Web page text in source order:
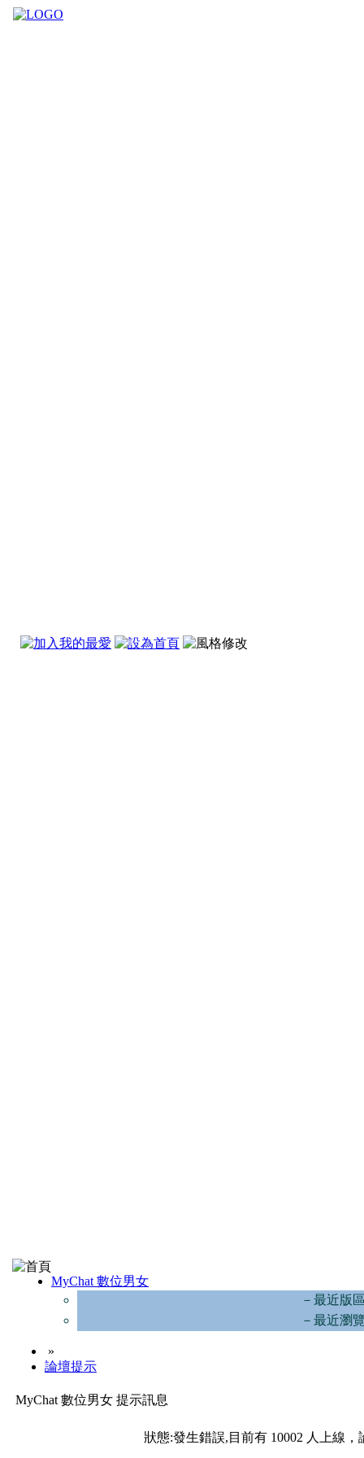
MyChat 數位男女
－最近版
－最近瀏
»
論壇提示
MyChat 數位男女 提示訊息
狀態:發生錯誤,目前有 10002 人上線